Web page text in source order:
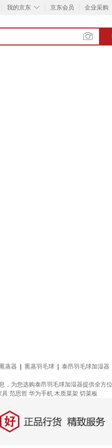
◇
我的京东 京东会员 企业采购
蒸器 熏蒸羽毛球 泰昂羽毛球加湿器
为您选购泰昂羽毛球加湿器提供全方
具 范思哲 华为手机 木质菜架 切菜板
好 正品行货，精致服务